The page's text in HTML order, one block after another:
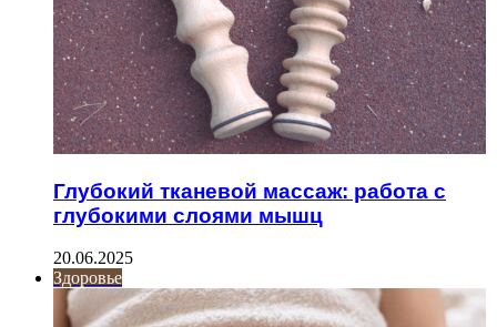
Глубокий тканевой массаж: работа с
глубокими слоями мышц
20.06.2025
Здоровье